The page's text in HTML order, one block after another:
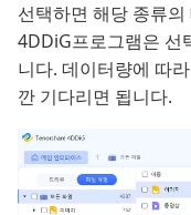
선택하면 해당 종류
4DDiG프로그램은 선
니다. 데이터량에 따
깐 기다리면 됩니다.